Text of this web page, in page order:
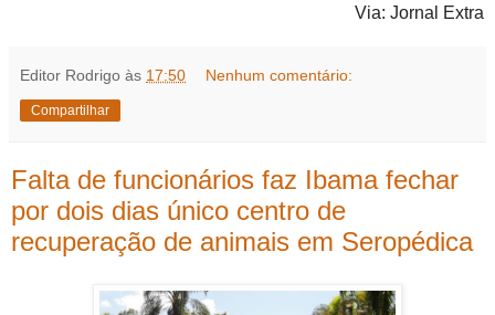
Via: Jornal Extra
Editor Rodrigo às 17:50 Nenhum comentário:
Compartilhar
Falta de funcionários faz Ibama fechar
por dois dias único centro de
recuperação de animais em Seropédica